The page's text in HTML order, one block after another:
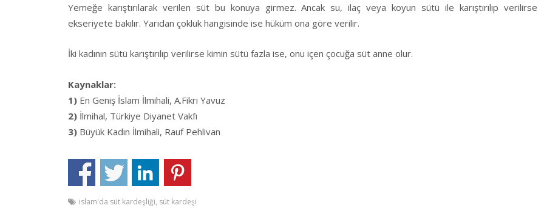
Yemeğe karıştırılarak verilen süt bu konuya girmez. Ancak su, ilaç veya koyun sütü ile karıştırılıp verilirse
ekseriyete bakılır. Yarıdan çokluk hangisinde ise hüküm ona göre verilir.
İki kadının sütü karıştırılıp verilirse kimin sütü fazla ise, onu içen çocuğa süt anne olur.
Kaynaklar:
1) En Geniş İslam İlmihali, A.Fikri Yavuz
2) İlmihal, Türkiye Diyanet Vakfı
3) Büyük Kadın İlmihali, Rauf Pehlivan
islam'da süt kardeşliği, süt kardeşi